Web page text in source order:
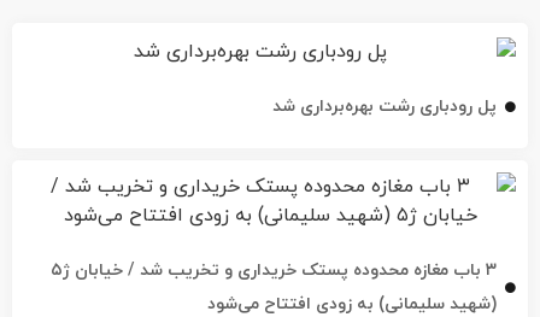
پل رودباری رشت بهره‌برداری شد
۳ باب مغازه محدوده پستک خریداری و تخریب شد / خیابان ژ۵
(شهید سلیمانی) به زودی افتتاح می‌شود